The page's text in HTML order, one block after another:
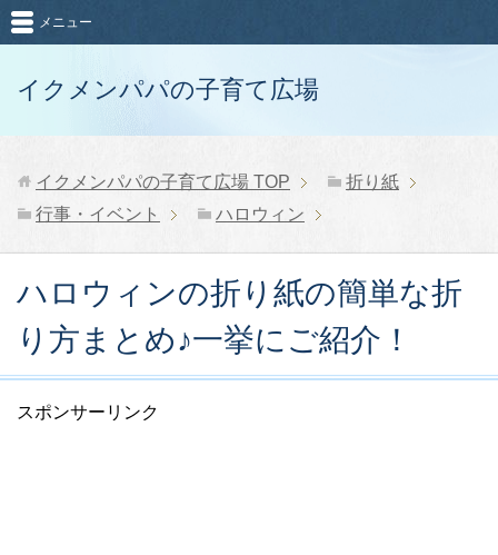
イクメンパパの子育て広場
メニュー
イクメンパパの子育て広場 TOP
折り紙
行事・イベント
ハロウィン
ハロウィンの折り紙の簡単な折
り方まとめ♪一挙にご紹介！
スポンサーリンク